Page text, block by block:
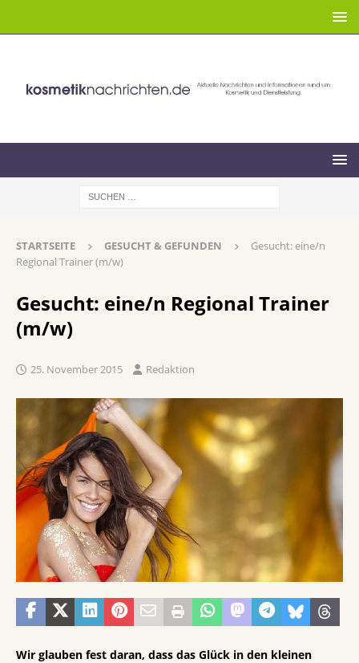
STARTSEITE GESUCHT & GEFUNDEN
Gesucht: eine/n
Regional Trainer (m/w)
Gesucht: eine/n Regional Trainer
(m/w)
25. November 2015 Redaktion
Wir glauben fest daran, dass das Glück in den kleinen